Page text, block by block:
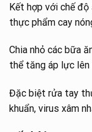
Kết hợp với chế độ
thực phẩm cay
Chia nhỏ các bữa
thể tăng áp lực lên
Đặc biệt rửa tay
khuẩn, virus xâm